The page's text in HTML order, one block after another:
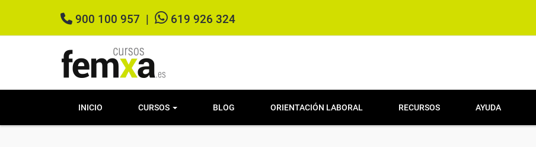
900 100 957 619 926 324
INICIO CURSOS BLOG ORIENTACIÓN LABORAL RECURSOS AYUDA